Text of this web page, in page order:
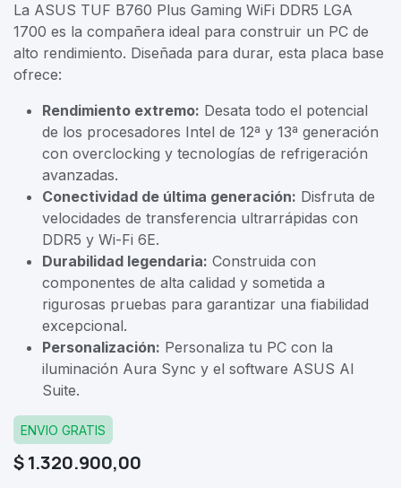
La ASUS TUF B760 Plus Gaming WiFi DDR5 LGA
1700 es la compañera ideal para construir un PC de
alto rendimiento. Diseñada para durar, esta placa base
ofrece:
Rendimiento extremo: Desata todo el potencial
de los procesadores Intel de 12ª y 13ª generación
con overclocking y tecnologías de refrigeración
avanzadas.
Conectividad de última generación: Disfruta de
velocidades de transferencia ultrarrápidas con
DDR5 y Wi-Fi 6E.
Durabilidad legendaria: Construida con
componentes de alta calidad y sometida a
rigurosas pruebas para garantizar una fiabilidad
excepcional.
Personalización: Personaliza tu PC con la
iluminación Aura Sync y el software ASUS AI
Suite.
ENVIO GRATIS
$1.320.900,00